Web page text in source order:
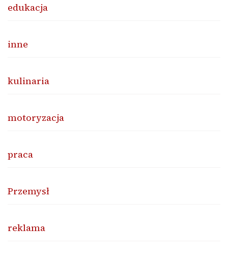
edukacja
inne
kulinaria
motoryzacja
praca
Przemysł
reklama